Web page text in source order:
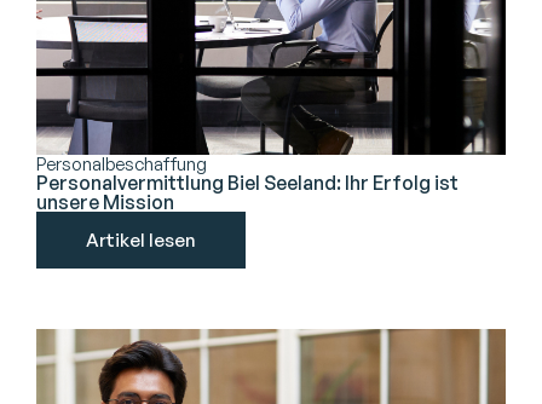
Personalbeschaffung
Personalvermittlung Biel Seeland: Ihr Erfolg ist
unsere Mission
Artikel lesen